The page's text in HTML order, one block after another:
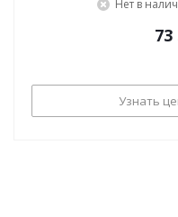
Нет в
73
Узнать